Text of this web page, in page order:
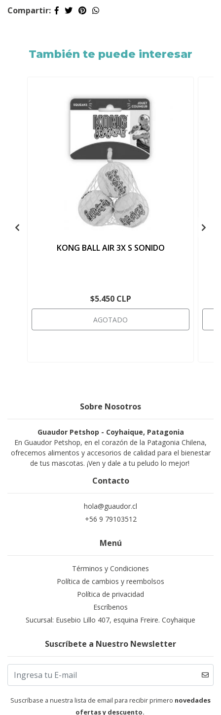
Compartir:
También te puede interesar
KONG BALL AIR 3X S SONIDO
$5.450 CLP
AGOTADO
Sobre Nosotros
Guaudor Petshop - Coyhaique, Patagonia
En Guaudor Petshop, en el corazón de la Patagonia Chilena,
ofrecemos alimentos y accesorios de calidad para el bienestar
de tus mascotas. ¡Ven y dale a tu peludo lo mejor!
Contacto
hola@guaudor.cl
+56 9 79103512
Menú
Términos y Condiciones
Política de cambios y reembolsos
Política de privacidad
Escríbenos
Sucursal: Eusebio Lillo 407, esquina Freire. Coyhaique
Suscríbete a Nuestro Newsletter
Suscríbase a nuestra lista de email para recibir primero novedades
ofertas y descuento.